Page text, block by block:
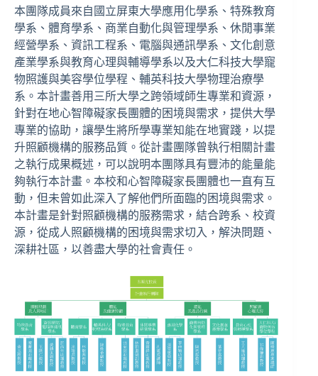
本團隊成員來自國立屏東大學應用化學系、特殊教育
學系、體育學系、商業自動化與管理學系、休閒事業
經營學系、資訊工程系、電腦與通訊學系、文化創意
產業學系與教育心理與輔導學系以及大仁科技大學寵
物照護與美容學位學程、輔英科技大學物理治療學
系。本計畫善用三所大學之跨領域師生專業和資源，
針對在地心智障礙家長團體的困境與需求，提供大學
專業的協助，讓學生將所學專業知能在地實踐，以提
升照顧機構的服務品質。從計畫團隊曾執行相關計畫
之執行成果概述，可以說明本團隊具有豐沛的能量能
夠執行本計畫。本校和心智障礙家長團體也一直有互
動，但未曾如此深入了解他們所面臨的困境與需求。
本計畫是針對照顧機構的服務需求，結合跨系、校資
源，從成人照顧機構的困境與需求切入，解決問題、
深耕社區，以善盡大學的社會責任。